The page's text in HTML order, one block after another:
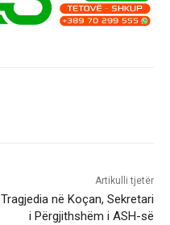
Artikulli tjetër
Tragjedia në Koçan, Sekretari
i Përgjithshëm i ASH-së